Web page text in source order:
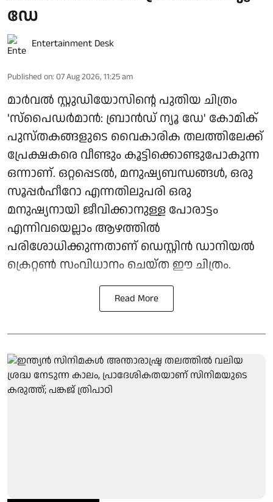
ഡേ
Entertainment Desk
Published on: 07 Aug 2026, 11:25 am
മാർവൽ സ്റ്റുഡിയോസിന്റെ പുതിയ ചിത്രം
'സ്പൈഡർമാൻ: ബ്രാൻഡ് ന്യൂ ഡേ' കോമിക്
പുസ്തകങ്ങളുടെ വൈകാരിക തലത്തിലേക്ക്
പ്രേക്ഷകരെ വീണ്ടും കൂട്ടിക്കൊണ്ടുപോകുന്ന
ഒന്നാണ്. ഒറ്റപ്പെടൽ, മനുഷ്യബന്ധങ്ങൾ, ഒരു
സൂപ്പർഹീറോ എന്നതിലുപരി ഒരു
മനുഷ്യനായി ജീവിക്കാനുള്ള പോരാട്ടം
എന്നിവയെല്ലാം ആഴത്തിൽ
പരിശോധിക്കുന്നതാണ് ഡെസ്റ്റിൻ ഡാനിയൽ
ക്രെറ്റൺ സംവിധാനം ചെയ്ത ഈ ചിത്രം.
Read More